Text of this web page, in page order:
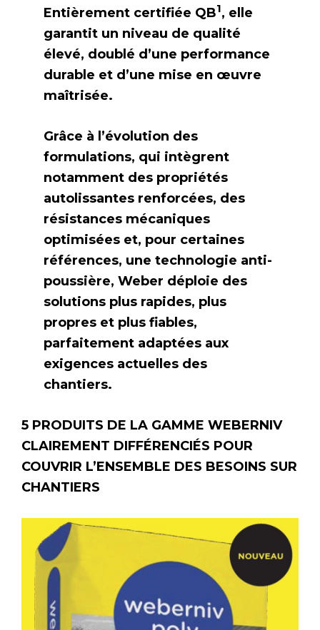
Entièrement certifiée QB1, elle
garantit un niveau de qualité
élevé, doublé d’une performance
durable et d’une mise en œuvre
maîtrisée.
Grâce à l’évolution des
formulations, qui intègrent
notamment des propriétés
autolissantes renforcées, des
résistances mécaniques
optimisées et, pour certaines
références, une technologie anti-
poussière, Weber déploie des
solutions plus rapides, plus
propres et plus fiables,
parfaitement adaptées aux
exigences actuelles des
chantiers.
5 PRODUITS DE LA GAMME WEBERNIV
CLAIREMENT DIFFÉRENCIÉS POUR
COUVRIR L’ENSEMBLE DES BESOINS SUR
CHANTIERS